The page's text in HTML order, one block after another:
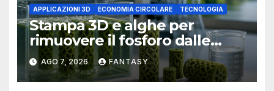
APPLICAZIONI 3D ECONOMIA CIRCOLARE TECNOLOGIA
Stampa 3D e alghe per
rimuovere il fosforo dalle
acque il progetto della
Florida Atlantic University
AGO 7, 2026 FANTASY